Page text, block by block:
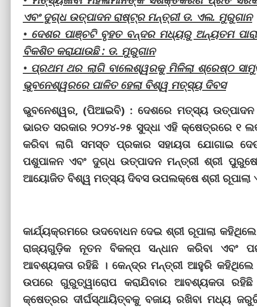
ଏବଂ ଦୁଗ୍ଧ ଉତ୍ପାଦନ ରାଷ୍ଟ୍ର ମନ୍ତ୍ରୀ ଡ. ଏଲ. ମୁରୁଗାନ
• ଦେଶର ପାଞ୍ଚଟି ବୃହତ ବନ୍ଦର ମଧ୍ୟରୁ ଅନ୍ୟତମ
ବିକଶିତ କରାଯାଉଛି : ଡ. ମୁରୁଗାନ
• ପ୍ରଥମ ଥର ଲାଗି ବାଲେଶ୍ୱରକୁ ମିଳିଲା ଶ୍ରେଷ୍ଠ
ଭୁବନେଶ୍ୱରରେ ପାଳିତ ହେଲା ବିଶ୍ୱ ମତ୍ସ୍ୟ ଦିବସ
ଭୁବନେଶ୍ୱର, (ପିଆଇବି) : ଦେଶରେ ମତ୍ସ୍ୟ ଉତ୍ପାଦନ
ଭାରତ ସରକାର ୨୦୨୪-୨୫ ସୁଦ୍ଧା ଏହି କ୍ଷେତ୍ରରେ ୧
କରିବା ଲାଗି ସମସ୍ତ ପ୍ରକାର ସହାୟତା ଯୋଗାଇ
ପଶୁପାଳନ ଏବଂ ଦୁଗ୍ଧ ଉତ୍ପାଦନ ମନ୍ତ୍ରୀ ଶ୍ରୀ
ଆୟୋଜିତ ବିଶ୍ୱ ମତ୍ସ୍ୟ ଦିବସ ଉପଲକ୍ଷେ ଶ୍ରୀ ରୂପାଲା
କାର୍ଯ୍ୟକ୍ରମରେ ଉଦବୋଧନ ଦେଇ ଶ୍ରୀ ରୂପାଲା
ରାଜ୍ୟଗୁଡ଼ିକ ନୂତନ ବିକଳ୍ପ ସନ୍ଧାନ କରିବା ଏବଂ
ଆବଶ୍ୟକତା ରହିଛି । କେନ୍ଦ୍ର ମନ୍ତ୍ରୀ ଆହୁରି କହିଥିଲେ
ଉପରେ ଗୁରୁତ୍ୱାରୋପ କରାଯିବାର ଆବଶ୍ୟକତା
କ୍ଷେତ୍ରର ଦୀର୍ଘସ୍ଥାୟିତ୍‌ବକୁ ବଜାୟ ରଖିବା ମଧ୍ୟ